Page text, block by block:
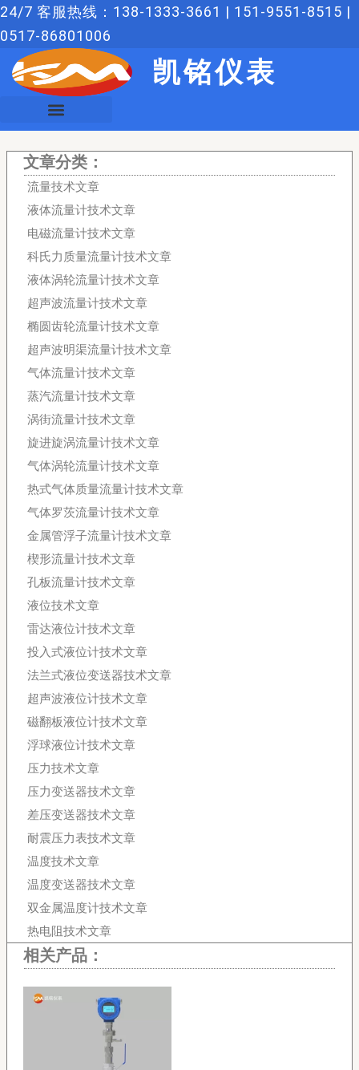
跳
至
24/7 客服热线：138-1333-3661 | 151-9551-8515 |
0517-86801006
凯铭仪表
文章分类：
流量技术文章
液体流量计技术文章
电磁流量计技术文章
科氏力质量流量计技术文章
液体涡轮流量计技术文章
超声波流量计技术文章
椭圆齿轮流量计技术文章
超声波明渠流量计技术文章
气体流量计技术文章
蒸汽流量计技术文章
涡街流量计技术文章
旋进旋涡流量计技术文章
气体涡轮流量计技术文章
热式气体质量流量计技术文章
气体罗茨流量计技术文章
金属管浮子流量计技术文章
楔形流量计技术文章
孔板流量计技术文章
液位技术文章
雷达液位计技术文章
投入式液位计技术文章
法兰式液位变送器技术文章
超声波液位计技术文章
磁翻板液位计技术文章
浮球液位计技术文章
压力技术文章
压力变送器技术文章
差压变送器技术文章
耐震压力表技术文章
温度技术文章
温度变送器技术文章
双金属温度计技术文章
热电阻技术文章
相关产品：